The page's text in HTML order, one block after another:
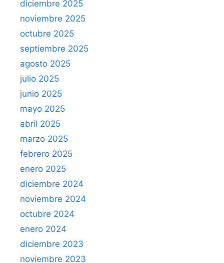
diciembre 2025
noviembre 2025
octubre 2025
septiembre 2025
agosto 2025
julio 2025
junio 2025
mayo 2025
abril 2025
marzo 2025
febrero 2025
enero 2025
diciembre 2024
noviembre 2024
octubre 2024
enero 2024
diciembre 2023
noviembre 2023